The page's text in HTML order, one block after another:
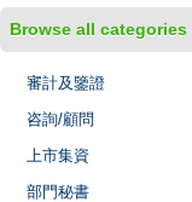
Browse all categories
審計及鑒證
咨詢/顧問
上市集資
部門秘書